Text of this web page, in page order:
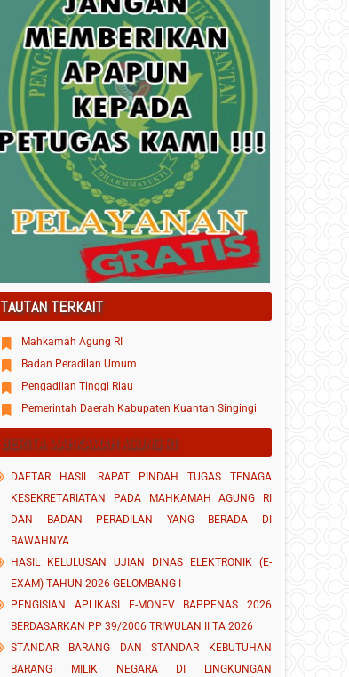
TAUTAN TERKAIT
Mahkamah Agung RI
Badan Peradilan Umum
Pengadilan Tinggi Riau
Pemerintah Daerah Kabupaten Kuantan Singingi
BERITA MAHKAMAH AGUNG RI
DAFTAR HASIL RAPAT PINDAH TUGAS TENAGA
KESEKRETARIATAN PADA MAHKAMAH AGUNG RI
DAN BADAN PERADILAN YANG BERADA DI
BAWAHNYA
HASIL KELULUSAN UJIAN DINAS ELEKTRONIK (E-
EXAM) TAHUN 2026 GELOMBANG I
PENGISIAN APLIKASI E-MONEV BAPPENAS 2026
BERDASARKAN PP 39/2006 TRIWULAN II TA 2026
STANDAR BARANG DAN STANDAR KEBUTUHAN
BARANG MILIK NEGARA DI LINGKUNGAN